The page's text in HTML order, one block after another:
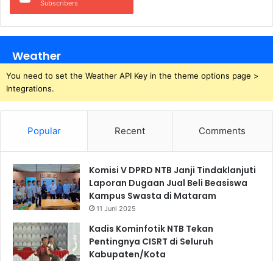
Subscribers
Weather
You need to set the Weather API Key in the theme options page >
Integrations.
Popular Recent Comments
Komisi V DPRD NTB Janji Tindaklanjuti
Laporan Dugaan Jual Beli Beasiswa
Kampus Swasta di Mataram
11 Juni 2025
Kadis Kominfotik NTB Tekan
Pentingnya CISRT di Seluruh
Kabupaten/Kota